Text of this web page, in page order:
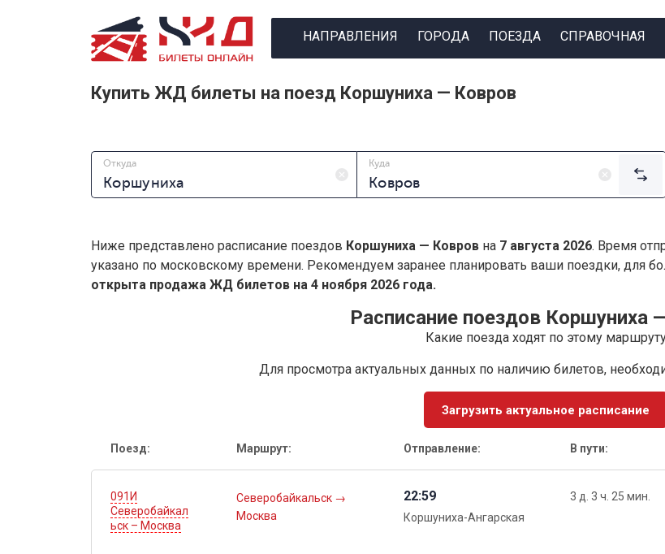
НАПРАВЛЕНИЯ ГОРОДА ПОЕЗДА СПРАВОЧНАЯ
Купить ЖД билеты на поезд Коршуниха — Ковров
Откуда Куда
Ниже представлено расписание поездов Коршуниха — Ковров на 7 августа 2026. Время
указано по московскому времени. Рекомендуем заранее планировать ваши поездки, для
открыта продажа ЖД билетов на 4 ноября 2026 года.
Расписание поездов Коршуниха
Какие поезда ходят по этому
Для просмотра актуальных данных по наличию билетов,
Загрузить актуальное расписание
Поезд: Маршрут: Отправление: В пути:
091И
Северобайкал
ьск – Москва
Северобайкальск →
Москва
22:59
Коршуниха-Ангарская
3 д. 3 ч. 25 мин.